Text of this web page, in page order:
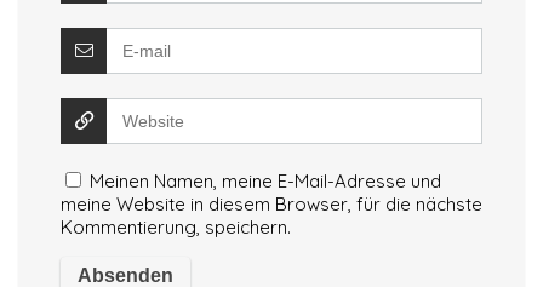
Meinen Namen, meine E-Mail-Adresse und
meine Website in diesem Browser, für die nächste
Kommentierung, speichern.